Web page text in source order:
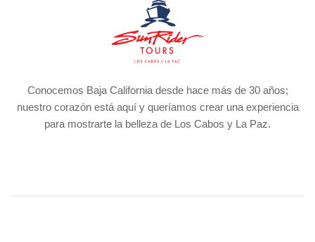
Conocemos Baja California desde hace más de 30 años;
nuestro corazón está aquí y queríamos crear una experiencia
para mostrarte la belleza de Los Cabos y La Paz.